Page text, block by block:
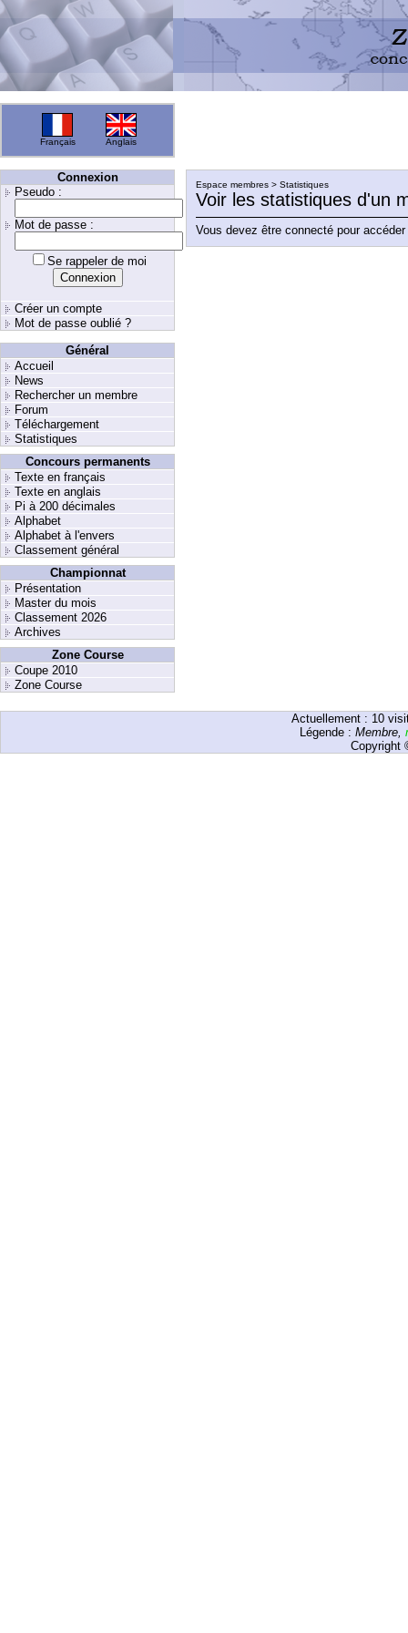
Français Anglais
Connexion
Pseudo :
Mot de passe :
Se rappeler de moi
Créer un compte
Mot de passe oublié ?
Général
Accueil
News
Rechercher un membre
Forum
Téléchargement
Statistiques
Concours permanents
Texte en français
Texte en anglais
Pi à 200 décimales
Alphabet
Alphabet à l'envers
Classement général
Championnat
Présentation
Master du mois
Classement 2026
Archives
Zone Course
Coupe 2010
Zone Course
Espace membres > Statistiques
Voir les statistiques d'un
Vous devez être connecté pour
Actuellement : 10
Légende : Membre,
Copyright